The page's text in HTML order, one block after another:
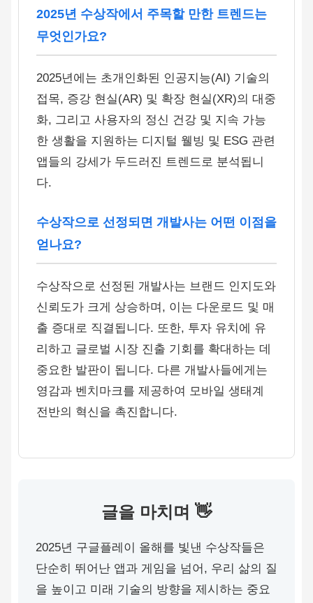
2025년 수상작에서 주목할 만한 트렌드는
무엇인가요?
2025년에는 초개인화된 인공지능(AI) 기술의
접목, 증강 현실(AR) 및 확장 현실(XR)의 대중
화, 그리고 사용자의 정신 건강 및 지속 가능
한 생활을 지원하는 디지털 웰빙 및 ESG 관련
앱들의 강세가 두드러진 트렌드로 분석됩니
다.
수상작으로 선정되면 개발사는 어떤 이점을
얻나요?
수상작으로 선정된 개발사는 브랜드 인지도와
신뢰도가 크게 상승하며, 이는 다운로드 및 매
출 증대로 직결됩니다. 또한, 투자 유치에 유
리하고 글로벌 시장 진출 기회를 확대하는 데
중요한 발판이 됩니다. 다른 개발사들에게는
영감과 벤치마크를 제공하여 모바일 생태계
전반의 혁신을 촉진합니다.
글을 마치며 👋
2025년 구글플레이 올해를 빛낸 수상작들은
단순히 뛰어난 앱과 게임을 넘어, 우리 삶의 질
을 높이고 미래 기술의 방향을 제시하는 중요